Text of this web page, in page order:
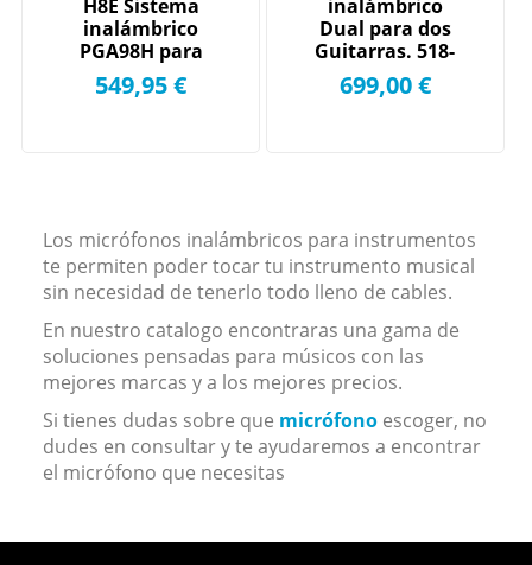
H8E Sistema
inalámbrico
PGA98H para
instrumento con
receptor...
549,95 €
inalámbrico
Dual para dos
Guitarras. 518-
542MHz.
699,00 €
Los micrófonos inalámbricos para instrumentos
te permiten poder tocar tu instrumento musical
sin necesidad de tenerlo todo lleno de cables.
En nuestro catalogo encontraras una gama de
soluciones pensadas para músicos con las
mejores marcas y a los mejores precios.
Si tienes dudas sobre que micrófono escoger, no
dudes en consultar y te ayudaremos a encontrar
el micrófono que necesitas